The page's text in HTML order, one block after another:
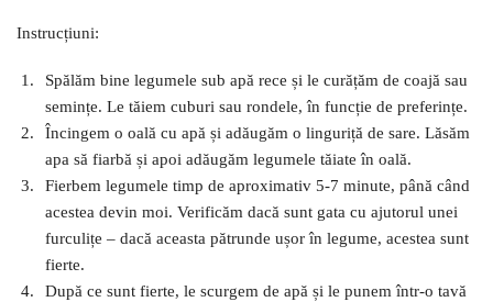
Instrucțiuni:
Spălăm bine legumele sub apă rece și le curățăm de coajă sau
semințe. Le tăiem cuburi sau rondele, în funcție de preferințe.
Încingem o oală cu apă și adăugăm o linguriță de sare. Lăsăm
apa să fiarbă și apoi adăugăm legumele tăiate în oală.
Fierbem legumele timp de aproximativ 5-7 minute, până când
acestea devin moi. Verificăm dacă sunt gata cu ajutorul unei
furculițe – dacă aceasta pătrunde ușor în legume, acestea sunt
fierte.
După ce sunt fierte, le scurgem de apă și le punem într-o tavă